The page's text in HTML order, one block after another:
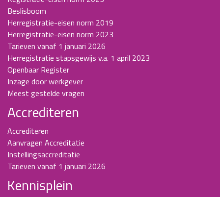
Beslisboom
Herregistratie-eisen norm 2019
Herregistratie-eisen norm 2023
Tarieven vanaf 1 januari 2026
Herregistratie stapsgewijs v.a. 1 april 2023
Openbaar Register
Inzage door werkgever
Meest gestelde vragen
Accrediteren
Accrediteren
Aanvragen Accreditatie
Instellingsaccreditatie
Tarieven vanaf 1 januari 2026
Kennisplein